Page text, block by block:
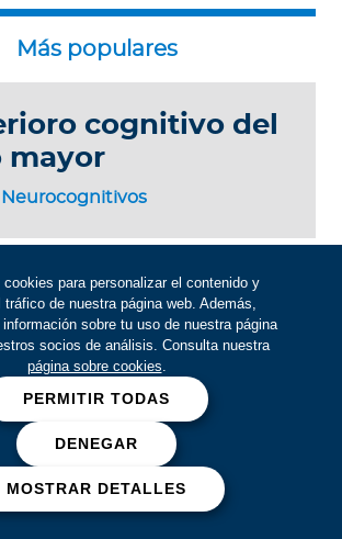
cookies para personalizar el contenido y
tráfico de nuestra página web. Además,
sobre tu uso de nuestra página
socios de análisis. Consulta nuestra
página sobre cookies.
PERMITIR TODAS
DENEGAR
MOSTRAR DETALLES
cognitivo del
mayor
de ano